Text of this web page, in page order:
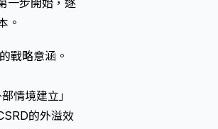
一步開始，逐
。
戰略意涵。
情境建立」
的外溢效